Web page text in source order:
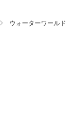
ウォーターワールド